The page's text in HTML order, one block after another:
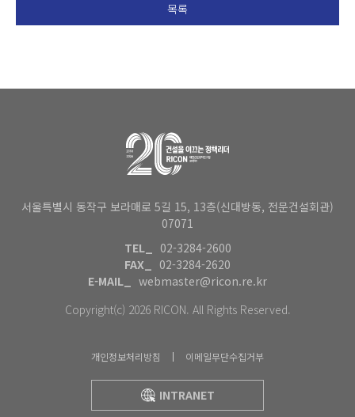
목록
서울특별시 동작구 보라매로 5길 15, 13층(신대방동, 전문건설회관)
07071
TEL_
02-3284-2600
FAX_
02-3284-2620
E-MAIL_
webmaster@ricon.re.kr
Copyright(c) 2026 RICON. All Rights Reserved.
개인정보처리방침 이메일무단수집거부
INTRANET